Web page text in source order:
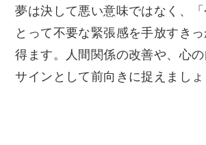
夢は決して悪い意味ではなく、
とって不要な緊張感を手放すき
得ます。人間関係の改善や、心
サインとして前向きに捉えましょ